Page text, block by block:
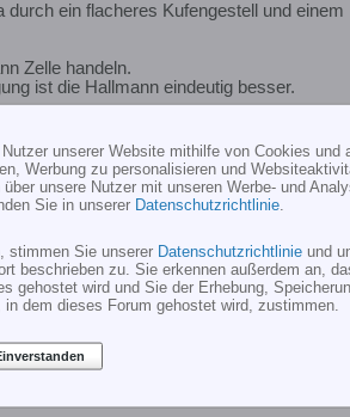
ein flacheres Kufengestell und einem
Zelle handeln.
ist die Hallmann eindeutig besser.
Vario, sodass auch eine
unserer Website mithilfe von Cookies und
Werbung zu personalisieren und
unsere Nutzer mit unseren Werbe- und
Sie in unserer Datenschutzrichtlinie
stimmen Sie unserer Datenschutzrichtlinie und
beschrieben zu. Sie erkennen außerdem an,
gehostet wird und Sie der Erhebung,
dem dieses Forum gehostet wird, zustimmen.